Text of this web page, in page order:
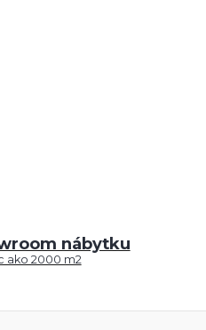
nábytku
ako 2000 m2